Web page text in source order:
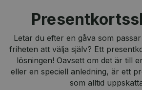
Letar du efter en gåva som
friheten att välja själv? Ett
lösningen! Oavsett om det är till
eller en speciell anledning, är ett
som alltid